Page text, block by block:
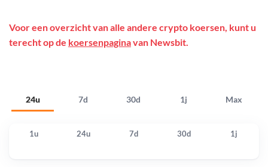
24u 7d 30d 1j Max
Voor een overzicht van alle andere crypto koersen, kunt u
terecht op de koersenpaginavan Newsbit.
1u 24u 7d 30d 1j